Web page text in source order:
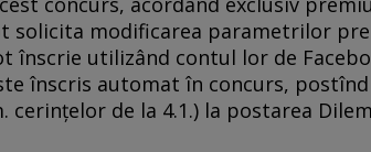
solicita modificarea parametrilor
înscrie utilizând contul lor de
înscris automat în concurs,
de la 4.1.) la postarea